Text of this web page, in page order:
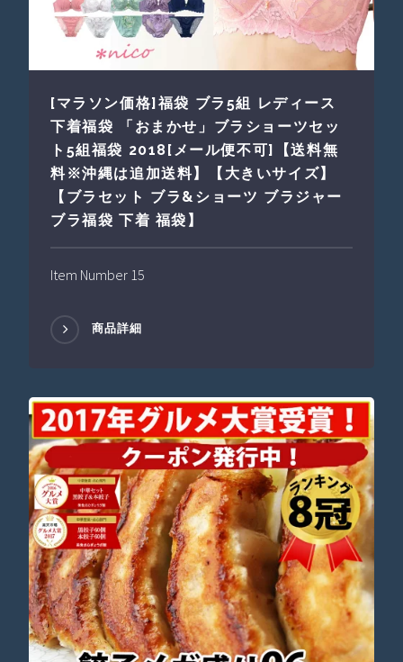
[マラソン価格]福袋 ブラ5組 レディース
下着福袋 「おまかせ」ブラショーツセッ
ト5組福袋 2018[メール便不可]【送料無
料※沖縄は追加送料】【大きいサイズ】
【ブラセット ブラ&ショーツ ブラジャー
ブラ福袋 下着 福袋】
Item Number 15
商品詳細